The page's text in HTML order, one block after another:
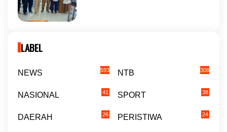
LABEL
NEWS 593 NTB 308
NASIONAL 41 SPORT 38
DAERAH 26 PERISTIWA 24